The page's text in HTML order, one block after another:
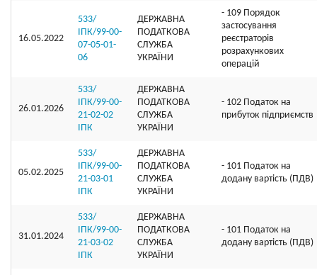
16.05.2022
533/
ІПК/99-00-
07-05-01-
06
ДЕРЖАВНА
ПОДАТКОВА
СЛУЖБА
УКРАЇНИ
- 109 Порядок
застосування
реєстраторів
розрахункових
операцій
26.01.2026
533/
ІПК/99-00-
21-02-02
ІПК
ДЕРЖАВНА
ПОДАТКОВА
СЛУЖБА
УКРАЇНИ
- 102 Податок на
прибуток підприємств
05.02.2025
533/
ІПК/99-00-
21-03-01
ІПК
ДЕРЖАВНА
ПОДАТКОВА
СЛУЖБА
УКРАЇНИ
- 101 Податок на
додану вартість (ПДВ)
31.01.2024
533/
ІПК/99-00-
21-03-02
ІПК
ДЕРЖАВНА
ПОДАТКОВА
СЛУЖБА
УКРАЇНИ
- 101 Податок на
додану вартість (ПДВ)